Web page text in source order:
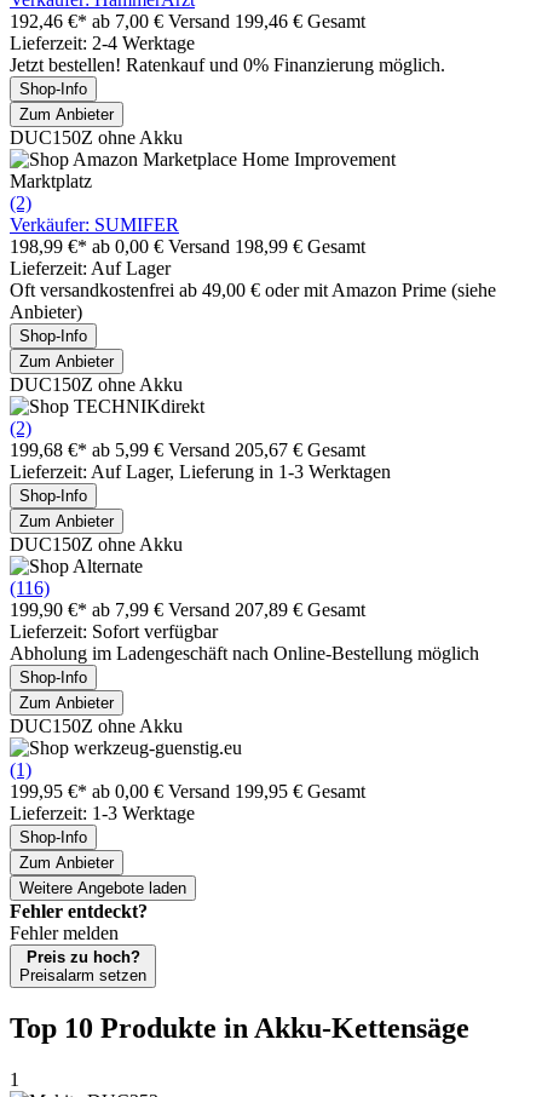
192,46 €* ab 7,00 € Versand 199,46 € Gesamt
Lieferzeit: 2-4 Werktage
Jetzt bestellen! Ratenkauf und 0% Finanzierung möglich.
Shop-Info
Zum Anbieter
DUC150Z ohne Akku
Marktplatz
(2)
Verkäufer: SUMIFER
198,99 €* ab 0,00 € Versand 198,99 € Gesamt
Lieferzeit: Auf Lager
Oft versandkostenfrei ab 49,00 € oder mit Amazon Prime (siehe
Anbieter)
Shop-Info
Zum Anbieter
DUC150Z ohne Akku
(2)
199,68 €* ab 5,99 € Versand 205,67 € Gesamt
Lieferzeit: Auf Lager, Lieferung in 1-3 Werktagen
Shop-Info
Zum Anbieter
DUC150Z ohne Akku
(116)
199,90 €* ab 7,99 € Versand 207,89 € Gesamt
Lieferzeit: Sofort verfügbar
Abholung im Ladengeschäft nach Online-Bestellung möglich
Shop-Info
Zum Anbieter
DUC150Z ohne Akku
(1)
199,95 €* ab 0,00 € Versand 199,95 € Gesamt
Lieferzeit: 1-3 Werktage
Shop-Info
Zum Anbieter
Weitere Angebote laden
Fehler entdeckt?
Fehler melden
Preis zu hoch?
Preisalarm setzen
Top 10 Produkte in Akku-Kettensäge
1